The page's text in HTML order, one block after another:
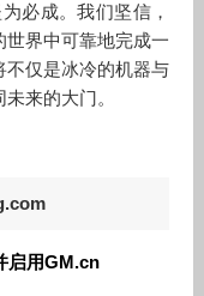
必成。我们坚信，
界中可靠地完成一
不仅是冰冷的机器与
来的大门。
启用GM.cn